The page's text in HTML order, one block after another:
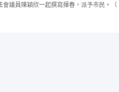
議員陳穎欣一起撰寫揮春，派予市民。（